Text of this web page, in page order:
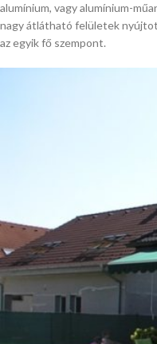
alumínium, vagy alumínium-
nagy átlátható felületek
az egyik fő szempont.